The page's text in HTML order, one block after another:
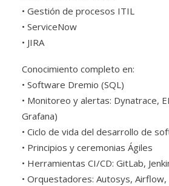
• Gestión de procesos ITIL
• ServiceNow
• JIRA
Conocimiento completo en:
• Software Dremio (SQL)
• Monitoreo y alertas: Dynatrace,
Grafana)
• Ciclo de vida del desarrollo de
• Principios y ceremonias Ágiles
• Herramientas CI/CD: GitLab,
• Orquestadores: Autosys,